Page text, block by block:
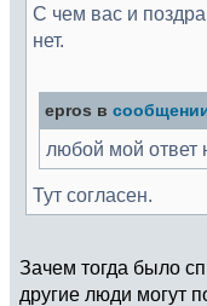
С чем вас и
нет.
epros в
любой мой ответ
Тут согласен.
Зачем тогда было
другие люди могут